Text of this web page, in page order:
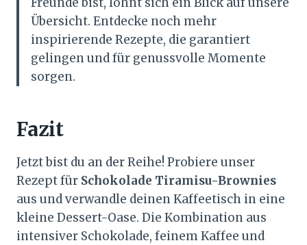
Übersicht. Entdecke noch mehr
inspirierende Rezepte, die garantiert
gelingen und für genussvolle Momente
sorgen.
Fazit
Jetzt bist du an der Reihe! Probiere unser
Rezept für Schokolade Tiramisu-Brownies
aus und verwandle deinen Kaffeetisch in eine
kleine Dessert-Oase. Die Kombination aus
intensiver Schokolade, feinem Kaffee und